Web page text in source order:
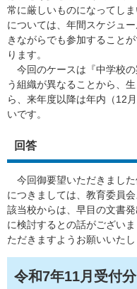
常に厳しいものになってし
については、年間スケジュ
きながらでも参加すること
ります。
今回のケースは『中学校
う組織が異なることから、
ら、来年度以降は年内（12
いです。
回答
今回御要望いただきまし
につきましては、教育委員
該当校からは、早目の文書
に検討するとの話がござい
ただきますようお願いいた
令和7年11月受付分